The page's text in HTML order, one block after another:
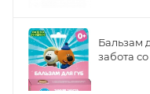
Бальзам
забота